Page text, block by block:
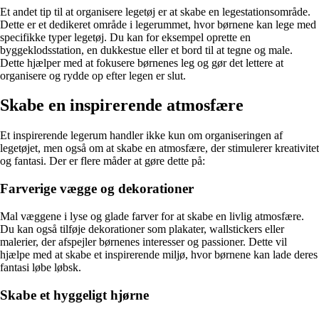
Et andet tip til at organisere legetøj er at skabe en legestationsområde.
Dette er et dedikeret område i legerummet, hvor børnene kan lege med
specifikke typer legetøj. Du kan for eksempel oprette en
byggeklodsstation, en dukkestue eller et bord til at tegne og male.
Dette hjælper med at fokusere børnenes leg og gør det lettere at
organisere og rydde op efter legen er slut.
Skabe en inspirerende atmosfære
Et inspirerende legerum handler ikke kun om organiseringen af
legetøjet, men også om at skabe en atmosfære, der stimulerer kreativitet
og fantasi. Der er flere måder at gøre dette på:
Farverige vægge og dekorationer
Mal væggene i lyse og glade farver for at skabe en livlig atmosfære.
Du kan også tilføje dekorationer som plakater, wallstickers eller
malerier, der afspejler børnenes interesser og passioner. Dette vil
hjælpe med at skabe et inspirerende miljø, hvor børnene kan lade deres
fantasi løbe løbsk.
Skabe et hyggeligt hjørne